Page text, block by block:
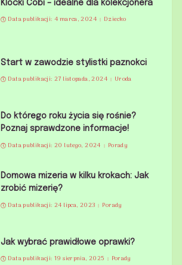
Klocki Cobi – idealne dla kolekcjonera
Data publikacji: 4 marca, 2024 Dziecko
Start w zawodzie stylistki paznokci
Data publikacji: 27 listopada, 2024 Uroda
Do którego roku życia się rośnie?
Poznaj sprawdzone informacje!
Data publikacji: 20 lutego, 2024 Porady
Domowa mizeria w kilku krokach: Jak
zrobić mizerię?
Data publikacji: 24 lipca, 2023 Porady
Jak wybrać prawidłowe oprawki?
Data publikacji: 19 sierpnia, 2025 Porady